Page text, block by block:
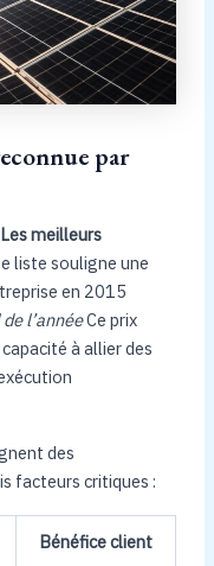
par
Les meilleurs
liste souligne une
en 2015
l’annéeCe prix
à allier des
des
facteurs critiques :
Bénéfice client